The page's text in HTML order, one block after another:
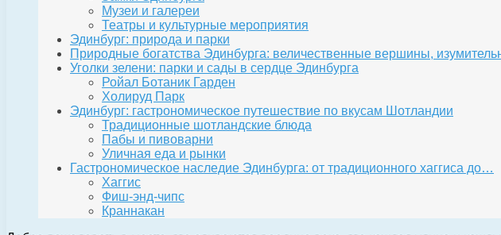
Музеи и галереи
Театры и культурные мероприятия
Эдинбург: природа и парки
Природные богатства Эдинбурга: величественные вершины,
Уголки зелени: парки и сады в сердце Эдинбурга
Ройал Ботаник Гарден
Холируд Парк
Эдинбург: гастрономическое путешествие по вкусам Шотландии
Традиционные шотландские блюда
Пабы и пивоварни
Уличная еда и рынки
Гастрономическое наследие Эдинбурга: от традиционного хаггиса до…
Хаггис
Фиш-энд-чипс
Краннакан